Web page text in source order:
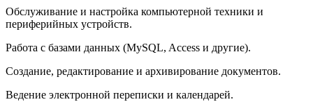
Обслуживание и настройка компьютерной техники и
периферийных устройств.
Работа с базами данных (MySQL, Access и другие).
Создание, редактирование и архивирование документов.
Ведение электронной переписки и календарей.